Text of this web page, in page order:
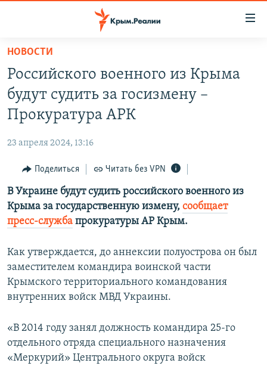
Вернуться
основному
содержанию
Вернутся
главной
навигации
Вернутся
поиску
СПЕЦПРОЕКТЫ
11 ЛЕТ ОККУПАЦИИ КРЫМА. 11 ИСТОРИЙ СОПРОТИВЛЕНИЯ
ВОДА
ЕЩЕ
ИНТЕРАКТИВ
ИНФОГРАФИКА
ТЕЛЕПРОЕКТ КРЫМ.РЕАЛИИ
ПРОПАВШИЕ БЕЗ ВЕСТИ
ПОБЕДИТЕЛЕЙ НЕ СУДЯТ?
КРЫМ.НЕПОКОРЕННЫЙ
УКРАИНСКАЯ ПРОБЛЕМА КРЫМА
РАДІО СВОБОДА
КАК ОБОЙТИ БЛОКИРОВКУ
Українською
Qırımtatar
ПРИСОЕДИНЯЙТЕСЬ!
Все сайты RFE/RL
НОВОСТИ
Российского военного из Крыма
будут судить за госизмену –
Прокуратура АРК
23 апреля 2024, 13:16
Поделиться Читать без VPN
В Украине будут судить российского военного из
Крыма за государственную измену, сообщает
пресс-служба прокуратуры АР Крым.
Как утверждается, до аннексии полуострова он был
заместителем командира воинской части
Крымского территориального командования
внутренних войск МВД Украины.
«В 2014 году занял должность командира 25-го
отдельного отряда специального назначения
«Меркурий» Центрального округа войск